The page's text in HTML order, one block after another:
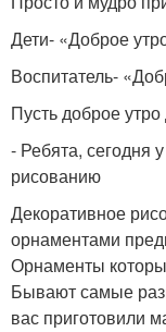
Дети- «Доброе
Воспитатель-
Пусть доброе
- Ребята, сегодня
рисованию
Декоративное
орнаментами
Орнаменты
Бывают самые
вас приготовили